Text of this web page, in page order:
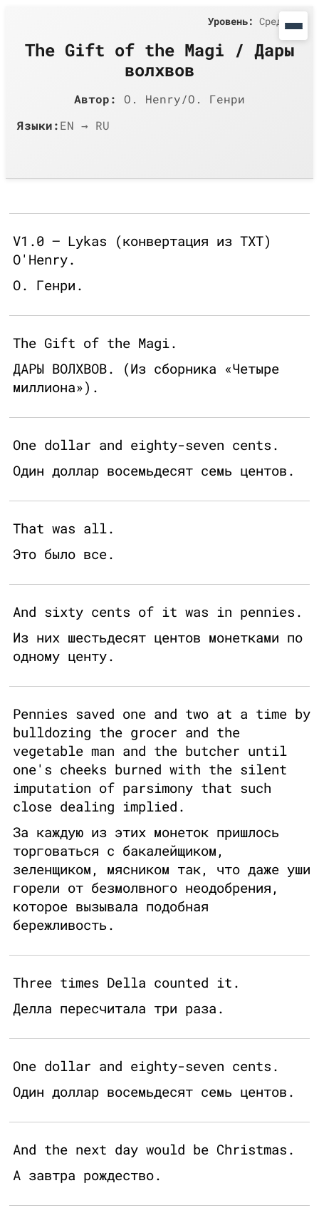
The Gift of the Magi / Дары
волхвов
Автор:
O. Henry/О. Генри
Языки:EN → RU
Уровень: Средний
V1.0 — Lykas (конвертация из TXT)
O'Henry.
О. Генри.
The Gift of the Magi.
ДАРЫ ВОЛХВОВ. (Из сборника «Четыре
миллиона»).
One dollar and eighty-seven cents.
Один доллар восемьдесят семь центов.
That was all.
Это было все.
And sixty cents of it was in pennies.
Из них шестьдесят центов монетками по
одному центу.
Pennies saved one and two at a time by
bulldozing the grocer and the
vegetable man and the butcher until
one's cheeks burned with the silent
imputation of parsimony that such
close dealing implied.
За каждую из этих монеток пришлось
торговаться с бакалейщиком,
зеленщиком, мясником так, что даже уши
горели от безмолвного неодобрения,
которое вызывала подобная
бережливость.
Three times Della counted it.
Делла пересчитала три раза.
One dollar and eighty-seven cents.
Один доллар восемьдесят семь центов.
And the next day would be Christmas.
А завтра рождество.